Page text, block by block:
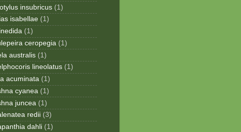
insubricus (1)
isabellae (1)
(1)
ceropegia (1)
australis (1)
lineolatus (1)
acuminata (1)
cyanea (1)
juncea (1)
redii (3)
dahli (1)